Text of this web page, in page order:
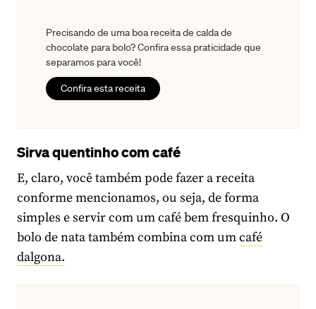
Precisando de uma boa receita de calda de
chocolate para bolo? Confira essa praticidade que
separamos para você!
Confira esta receita
Sirva quentinho com café
E, claro, você também pode fazer a receita
conforme mencionamos, ou seja, de forma
simples e servir com um café bem fresquinho. O
bolo de nata também combina com umcafé
dalgona.